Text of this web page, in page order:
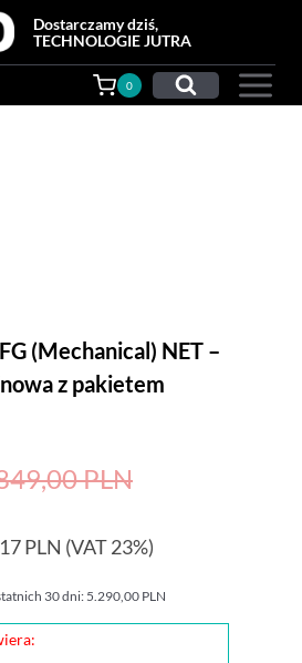
Dostarczamy dziś,
TECHNOLOGIE JUTRA
0
(Mechanical) NET –
z pakietem
PLNPierwotna
wynosiła:
5.849,00 PLN.
PLN.
PLN (VAT 23%)
30 dni: 5.290,00 PLN